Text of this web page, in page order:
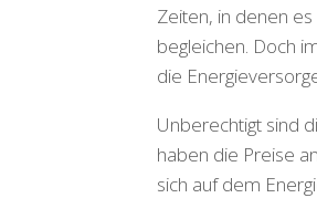
Zeiten, in denen
begleichen. Doch
die
Unberechtigt sind
haben die Preise
sich auf dem